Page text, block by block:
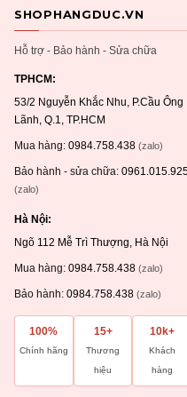
SHOPHANGDUC.VN
Hỗ trợ - Bảo hành - Sửa chữa
TPHCM:
53/2 Nguyễn Khắc Nhu, P.Cầu Ông
Lãnh, Q.1, TP.HCM
Mua hàng: 0984.758.438 (zalo)
Bảo hành - sửa chữa:
(zalo)
Hà Nội:
Ngõ 112 Mễ Trì Thượng, Hà Nội
Mua hàng: 0984.758.438 (zalo)
Bảo hành: 0984.758.438 (zalo)
100%
Chính hãng
15+
Thương
hiệu
10k+
Khách
hàng